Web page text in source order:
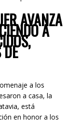
AVANZA
A
a los
a casa, la
está
en honor a los